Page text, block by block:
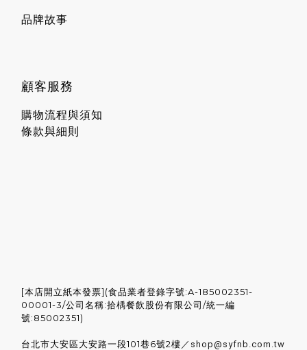
品牌故事
顧客服務
購物流程與須知
條款與細則
[本店開立紙本發票](食品業者登錄字號:A-185002351-
00001-3/公司名稱:拾楀餐飲股份有限公司/統一編
號:85002351)
台北市大安區大安路一段101巷6號2樓／ shop@syfnb.com.tw